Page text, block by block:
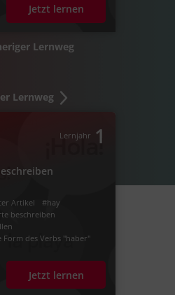
Lernweg
Jetzt lernen
Lernweg
Lernjahr 1
Artikel
#hay
beschreiben
des Verbs "haber"
Jetzt lernen